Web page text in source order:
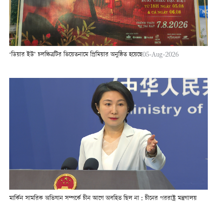
‘ডিয়ার ইউ’ চলচ্চিত্রটির ভিয়েতনামে প্রিমিয়ার অনুষ্ঠিত হয়েছে05-Aug-2026
মার্কিন সামরিক অভিযান সম্পর্কে চীন আগে অবহিত ছিল না : চীনের পররাষ্ট্র মন্ত্রণালয়